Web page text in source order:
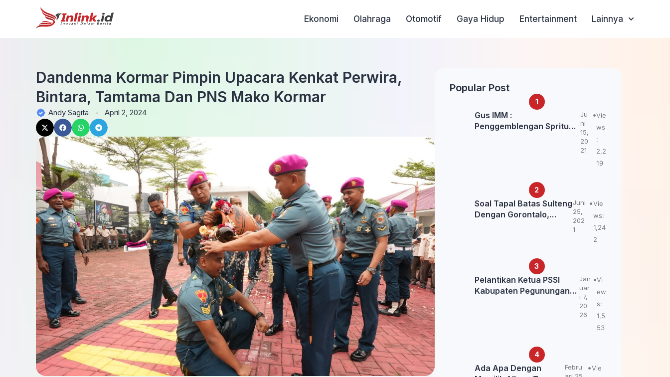
Ekonomi Olahraga Otomotif Gaya Hidup Entertainment Lainnya
Dandenma Kormar Pimpin Upacara Kenkat Perwira,
Bintara, Tamtama Dan PNS Mako Kormar
Andy Sagita - April 2, 2024
Popular Post
Gus IMM :
Penggemblengan Spritual
Ju
ni
15,
20
21
Vie
ws
:
2,2
19
Soal Tapal Batas Sulteng
Dengan Gorontalo,
Juni
25,
202
1
Vie
ws:
1,24
2
Pelantikan Ketua PSSI
Kabupaten Pegunungan
Jan
uar
i 7,
20
26
Vi
ew
s:
1,5
53
Ada Apa Dengan
Febru
Vie